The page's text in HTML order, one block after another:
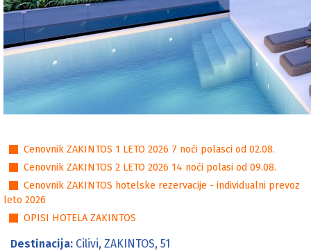
Cenovnik ZAKINTOS 1 LETO 2026 7 noći polasci od 02.08.
Cenovnik ZAKINTOS 2 LETO 2026 14 noći polasi od 09.08.
Cenovnik ZAKINTOS hotelske rezervacije - individualni prevoz
leto 2026
OPISI HOTELA ZAKINTOS
Destinacija: Cilivi, ZAKINTOS, 51